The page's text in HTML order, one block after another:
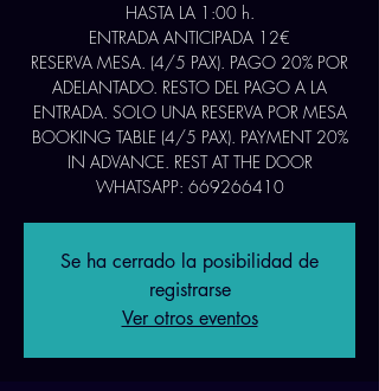
HASTA LA 1:00 h.
ENTRADA ANTICIPADA 12€
RESERVA MESA. (4/5 PAX). PAGO 20% POR
ADELANTADO. RESTO DEL PAGO A LA
ENTRADA. SOLO UNA RESERVA POR MESA
BOOKING TABLE (4/5 PAX). PAYMENT 20%
IN ADVANCE. REST AT THE DOOR
WHATSAPP: 669266410
Se ha cerrado la posibilidad de
registrarse
Ver otros eventos